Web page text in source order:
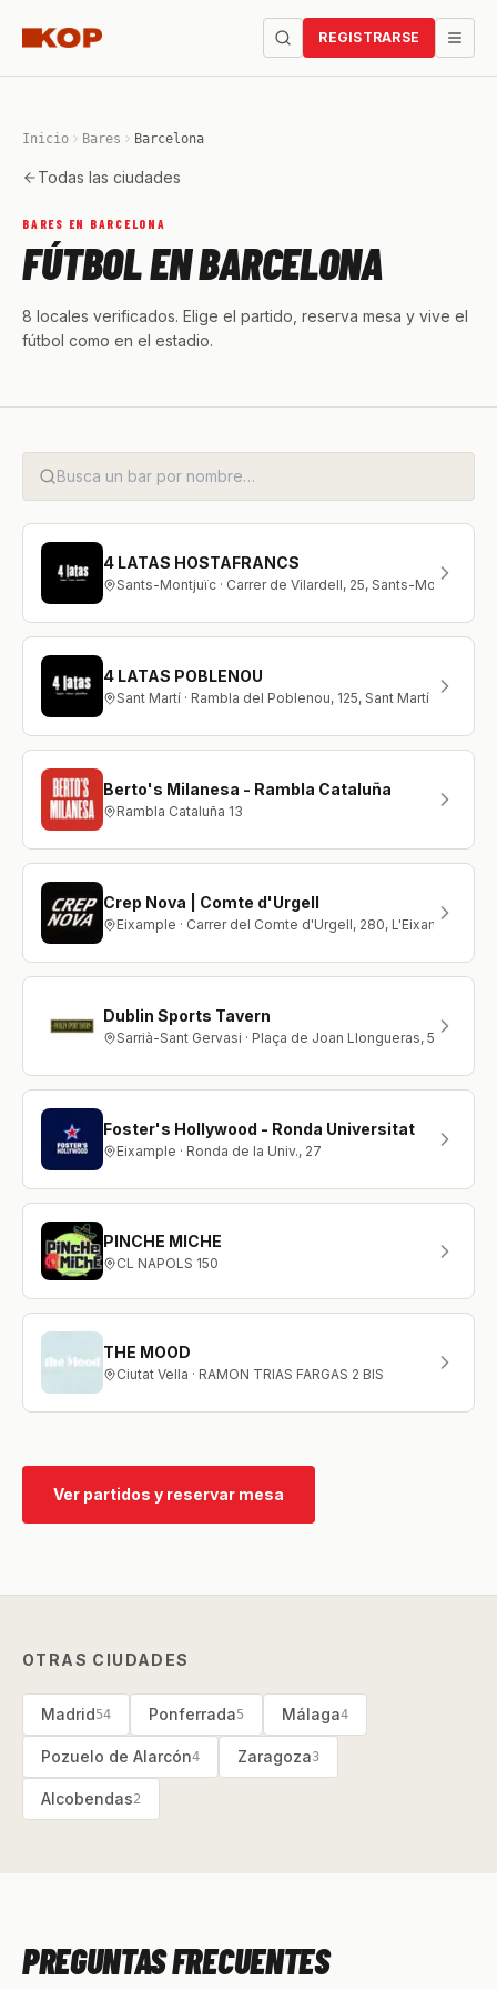
REGISTRARSE
Inicio Bares Barcelona
Todas las ciudades
BARES EN BARCELONA
FÚTBOL EN BARCELONA
8 locales verificados. Elige el partido, reserva mesa y vive el
fútbol como en el estadio.
4 LATAS HOSTAFRANCS
Sants-Montjuïc · Carrer de Vilardell, 25, Sants-Montjuïc
4 LATAS POBLENOU
Sant Martí · Rambla del Poblenou, 125, Sant Martí
Berto's Milanesa - Rambla Cataluña
Rambla Cataluña 13
Crep Nova | Comte d'Urgell
Eixample · Carrer del Comte d'Urgell, 280, L'Eixample,
Dublin Sports Tavern
Sarrià-Sant Gervasi · Plaça de Joan Llongueras, 5, Sarrià-
Foster's Hollywood - Ronda Universitat
Eixample · Ronda de la Univ., 27
PINCHE MICHE
CL NAPOLS 150
THE MOOD
Ciutat Vella · RAMON TRIAS FARGAS 2 BIS
Ver partidos y reservar mesa
OTRAS CIUDADES
Madrid54 Ponferrada5 Málaga4
Pozuelo de Alarcón4 Zaragoza3
Alcobendas2
PREGUNTAS FRECUENTES